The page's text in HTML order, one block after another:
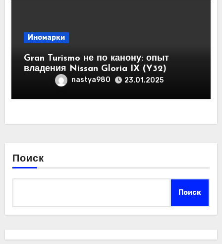
Иномарки
Gran Turismo не по канону: опыт
владения Nissan Gloria IX (Y32)
nastya980 23.01.2025
Поиск
Поиск